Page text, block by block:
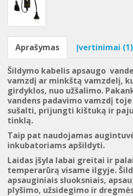
Aprašymas Įvertinimai (1)
Šildymo kabelis apsaugo
vamzdį ar minkštą vamzdelį,
girdyklos, nuo užšalimo.
vandens padavimo vamzdį
sušalti, prijungti kištuką ir
tinklą.
Taip pat naudojamas
inkubatoriams apšildyti.
Laidas įšyla labai greitai ir
temperarūrą visame ilgyje.
apsauginiais sluoksniais,
plyšimo, užsidegimo ir